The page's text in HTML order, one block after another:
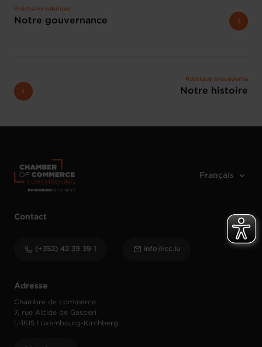
Rubrique précédente
Notre histoire
Prochaine rubrique
Notre gouvernance
Adresse
Chambre de commerce
7, rue Alcide de Gasperi
L-1615 Luxembourg-Kirchberg
Contact
(+352) 42 39 39 1 info@cc.lu